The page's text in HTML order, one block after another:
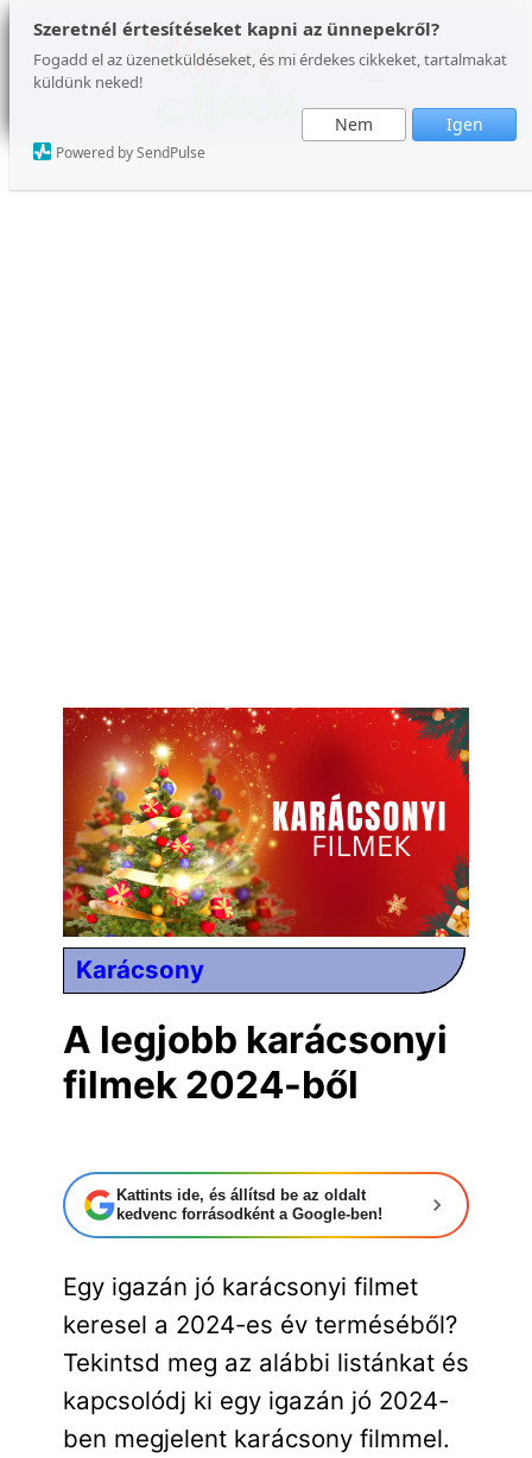
Szeretnél értesítéseket kapni az ünnepekről?
Fogadd el az üzenetküldéseket, és mi érdekes cikkeket, tartalmakat
küldünk neked!
Nem Igen
Powered by SendPulse
Ugrás
tartalomhoz
Karácsony
A legjobb karácsonyi
filmek 2024-ből
Kattints ide, és állítsd be az oldalt
kedvenc forrásodként a Google-ben!
Egy igazán jó karácsonyi filmet
keresel a 2024-es év terméséből?
Tekintsd meg az alábbi listánkat és
kapcsolódj ki egy igazán jó 2024-
ben megjelent karácsony filmmel.